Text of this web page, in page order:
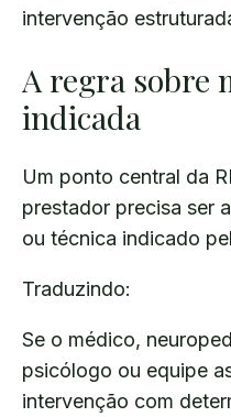
intervenção
A regra sobre
indicada
Um ponto central da
prestador precisa ser
ou técnica indicado
Traduzindo:
Se o médico,
psicólogo ou equipe
intervenção com